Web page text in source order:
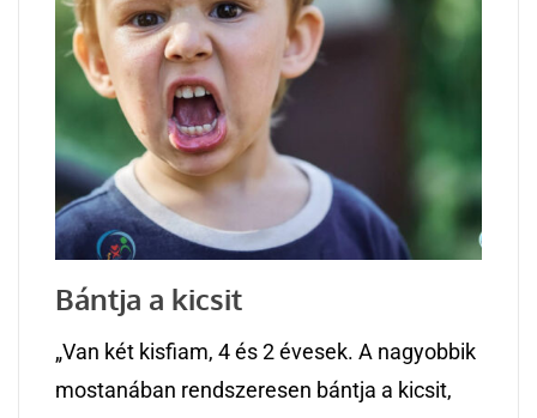
Bántja a kicsit
„Van két kisfiam, 4 és 2 évesek. A nagyobbik
mostanában rendszeresen bántja a kicsit,